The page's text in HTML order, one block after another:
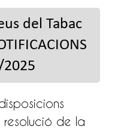
del Tabac
resolució de la